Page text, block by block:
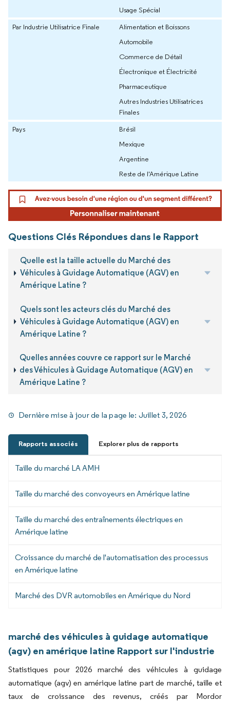
Usage Spécial
Par Industrie Utilisatrice Finale
Alimentation et Boissons
Automobile
Commerce de Détail
Électronique et Électricité
Pharmaceutique
Autres Industries Utilisatrices
Finales
Pays
Brésil
Mexique
Argentine
Reste de l'Amérique Latine
Questions Clés Répondues dans le Rapport
Quelle est la taille actuelle du Marché des
Véhicules à Guidage Automatique (AGV) en
Amérique Latine ?
Quels sont les acteurs clés du Marché des
Véhicules à Guidage Automatique (AGV) en
Amérique Latine ?
Quelles années couvre ce rapport sur le Marché
des Véhicules à Guidage Automatique (AGV) en
Amérique Latine ?
Dernière mise à jour de la page le: Juillet 3, 2026
Rapports associés Explorer plus de rapports
Taille du marché LA AMH
Taille du marché des convoyeurs en Amérique latine
Taille du marché des entraînements électriques en
Amérique latine
Croissance du marché de l'automatisation des processus
en Amérique latine
Marché des DVR automobiles en Amérique du Nord
marché des véhicules à guidage automatique
(agv) en amérique latine Rapport sur l'industrie
Statistiques pour 2026 marché des véhicules à guidage
automatique (agv) en amérique latine part de marché, taille et
taux de croissance des revenus, créés par Mordor